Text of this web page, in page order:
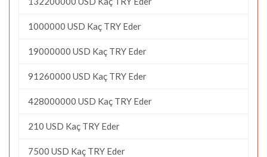
1000000 USD Kaç TRY Eder
19000000 USD Kaç TRY Eder
91260000 USD Kaç TRY Eder
428000000 USD Kaç TRY Eder
210 USD Kaç TRY Eder
7500 USD Kaç TRY Eder